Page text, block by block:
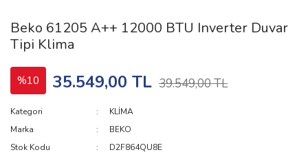
Beko 61205 A++ 12000 BTU Inverter Duvar
Tipi Klima
%10 35.549,00 TL 39.549,00 TL
Kategori
KLİMA
Marka
BEKO
Stok Kodu
D2F864QU8E